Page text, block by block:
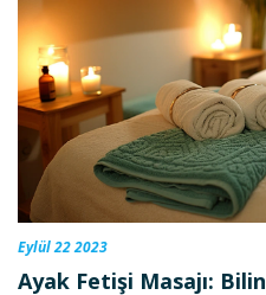
Eylül 22 2023
Ayak Fetişi Masajı: